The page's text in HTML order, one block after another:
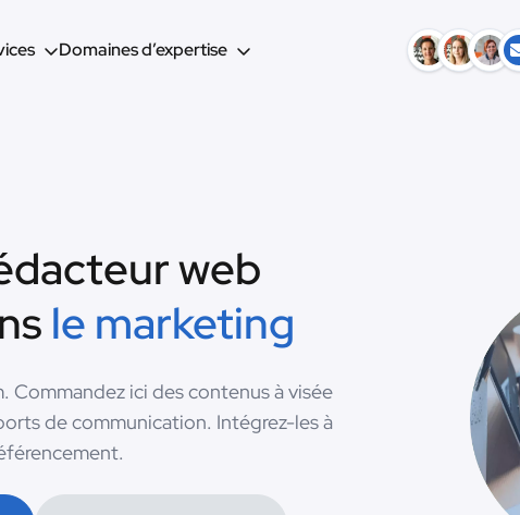
Domaines d’expertise
web
le marketing
Commandez ici des contenus à visée
de communication. Intégrez-les à